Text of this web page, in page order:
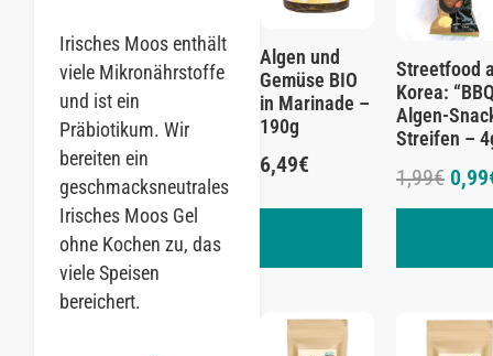
Irisches Moos enthält
viele Mikronährstoffe
und ist ein
Präbiotikum. Wir
bereiten ein
geschmacksneutrales
Irisches Moos Gel
ohne Kochen zu, das
viele Speisen
bereichert.
Algen und
Gemüse BIO
in Marinade –
190g
6,49€
Streetfood
Korea:
Algen-
Streifen –
1,99€ 0,99